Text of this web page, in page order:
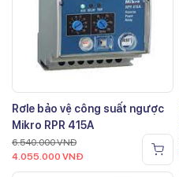
Rơle bảo vệ công suất ngược
Mikro RPR 415A
6.540.000VNĐ
4.055.000 VNĐ